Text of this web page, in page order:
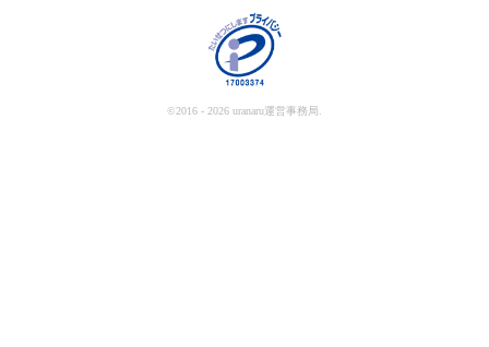
©2016 - 2026 uranaru運営事務局.